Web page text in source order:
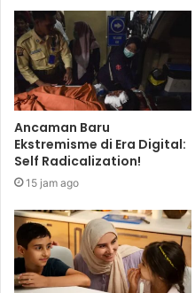
Ancaman Baru
Ekstremisme di Era Digital:
Self Radicalization!
15 jam ago